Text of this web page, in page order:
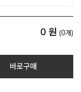
0 원 (0개)
바로구매